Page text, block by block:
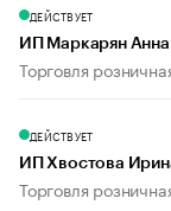
ДЕЙСТВУЕТ
ИП Маркарян
Торговля
ДЕЙСТВУЕТ
ИП Хвостова
Торговля